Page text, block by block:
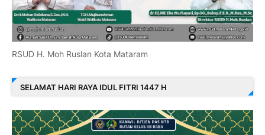
RSUD H. Moh Ruslan Kota Mataram
SELAMAT HARI RAYA IDUL FITRI 1447 H